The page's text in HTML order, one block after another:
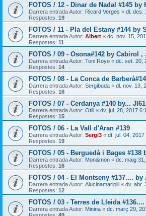
FOTOS / 12 - Dinar de Nadal #145 by
Darrera entrada Autor: Ricard Verges « dl. des.
Respostes: 19
FOTOS / 11 - Pla del Estany #144 by
Darrera entrada Autor: Albert « dc. nov. 15,
Respostes: 11
FOTOS / 09 - Osona#142 by Cabirol
Darrera entrada Autor: Toni Royo « dc. set. 20,
Respostes: 14
FOTOS / 08 - La Conca de
Darrera entrada Autor: Sergibuda « dl. nov. 13,
Respostes: 16
FOTOS / 07 - Cerdanya #140 by...
Darrera entrada Autor: Otili « dv. jul. 28, 2017
Respostes: 15
FOTOS / 06 - La Vall d'Aran #139
Darrera entrada Autor: Sergi3 « dt. jul. 04, 2017
Respostes: 19
FOTOS / 05 - Berguedà i Bages #138
Darrera entrada Autor: Mon&mon « dc. maig
Respostes: 16
FOTOS / 04 - El Montseny #137....
Darrera entrada Autor: Alucinamaripili « dv. abr.
Respostes: 12
FOTOS / 03 - Terres de Lleida
Darrera entrada Autor: Minina « dc. març 29,